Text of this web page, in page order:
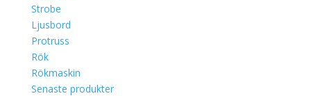
Strobe
Ljusbord
Protruss
Rök
Rökmaskin
Senaste produkter